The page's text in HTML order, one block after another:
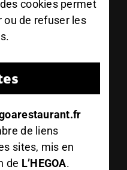
cookies permet
de refuser les
de liens
sites, mis en
de L’HEGOA.